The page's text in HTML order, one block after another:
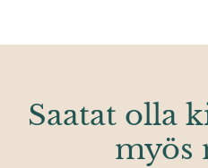
Saatat olla
myös